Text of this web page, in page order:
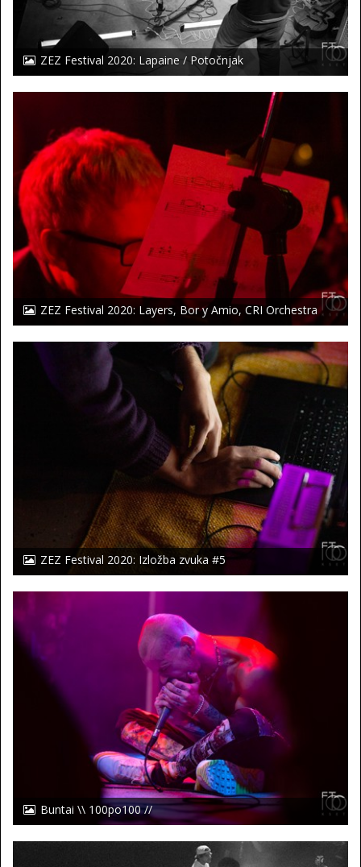
ZEZ Festival 2020: Lapaine / Potočnjak
ZEZ Festival 2020: Layers, Bor y Amio, CRI Orchestra
ZEZ Festival 2020: Izložba zvuka #5
Buntai \\ 100po100 //